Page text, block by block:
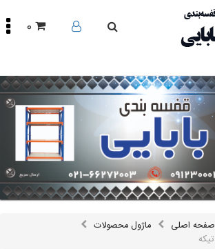
0
صفحه اصلی
ماژول محصولات